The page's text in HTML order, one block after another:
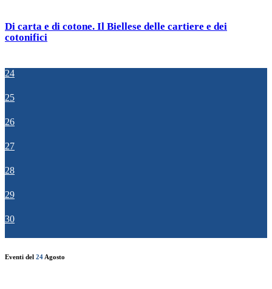
Di carta e di cotone. Il Biellese delle cartiere e dei
cotonifici
24
25
26
27
28
29
30
Eventi del 24 Agosto